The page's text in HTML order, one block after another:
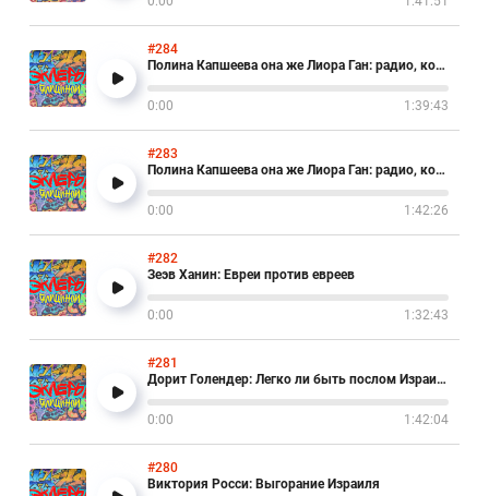
#284
Полина Капшеева она же Лиора Ган: радио, которое мы потеряли
0:00 1:39:43
#283
Полина Капшеева она же Лиора Ган: радио, которое мы потеряли
0:00 1:42:26
#282
Зеэв Ханин: Евреи против евреев
0:00 1:32:43
#281
Дорит Голендер: Легко ли быть послом Израиля в Москве?
0:00 1:42:04
#280
Виктория Росси: Выгорание Израиля